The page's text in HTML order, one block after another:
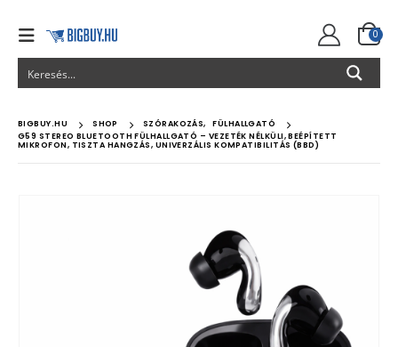
0
BIGBUY.HU SHOP SZÓRAKOZÁS,
FÜLHALLGATÓ
G59 STEREO BLUETOOTH FÜLHALLGATÓ – VEZETÉK NÉLKÜLI, BEÉPÍTETT
MIKROFON, TISZTA HANGZÁS, UNIVERZÁLIS KOMPATIBILITÁS (BBD)